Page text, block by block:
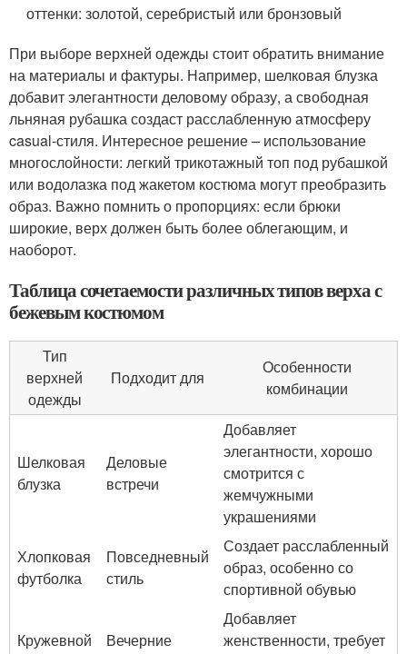
оттенки: золотой, серебристый или бронзовый
При выборе верхней одежды стоит обратить внимание
на материалы и фактуры. Например, шелковая блузка
добавит элегантности деловому образу, а свободная
льняная рубашка создаст расслабленную атмосферу
casual-стиля. Интересное решение – использование
многослойности: легкий трикотажный топ под рубашкой
или водолазка под жакетом костюма могут преобразить
образ. Важно помнить о пропорциях: если брюки
широкие, верх должен быть более облегающим, и
наоборот.
Таблица сочетаемости различных типов верха с
бежевым костюмом
Тип
верхней
одежды
Подходит для
Особенности
комбинации
Шелковая
блузка
Деловые
встречи
Добавляет
элегантности, хорошо
смотрится с
жемчужными
украшениями
Хлопковая
футболка
Повседневный
стиль
Создает расслабленный
образ, особенно со
спортивной обувью
Кружевной
Вечерние
Добавляет
женственности, требует